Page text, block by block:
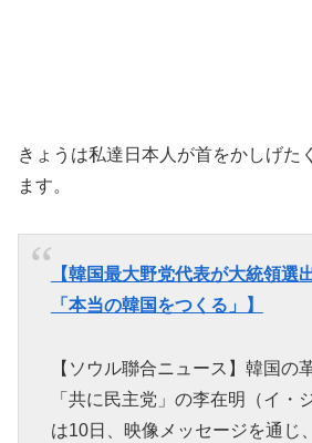
きょうは私達日本人が首をかしげた
ます。
【韓国最大野党代表が大統領
「本当の韓国をつくる」】
【ソウル聯合ニュース】韓国の
「共に民主党」の李在明（イ・
は10日、映像メッセージを通じ